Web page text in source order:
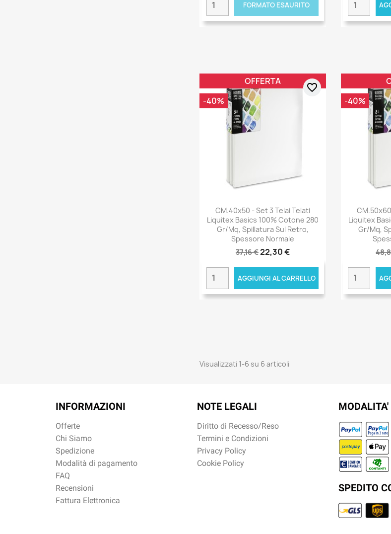
FORMATO ESAURITO
CM.40x50 - Set 3 Telai Telati
Liquitex Basics 100% Cotone 280
Gr/mq, Spillatura Sul Retro,
Spessore Normale
37,16 €22,30 €
AGGIUNGI AL CARRELLO
OFFERTA
-40%
favorite_border
Liquitex
Gr/mq,
-40%
Visualizzati 1-6 su 6 articoli
INFORMAZIONI
Offerte
Chi Siamo
Spedizione
Modalità di pagamento
FAQ
Recensioni
Fattura Elettronica
NOTE LEGALI
Diritto di Recesso/Reso
Termini e Condizioni
Privacy Policy
Cookie Policy
SPEDITO